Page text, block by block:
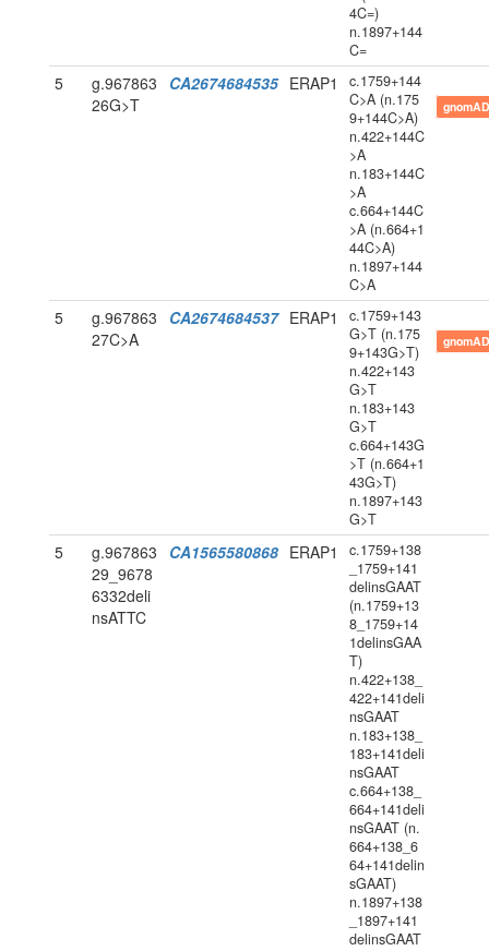
4C=)
n.1897+144
C=
5
g.967863
26G>T
CA2674684535 ERAP1
c.1759+144
C>A (n.175
9+144C>A)
n.422+144C
>A
n.183+144C
>A
c.664+144C
>A (n.664+1
44C>A)
n.1897+144
C>A
5
g.967863
27C>A
CA2674684537 ERAP1
c.1759+143
G>T (n.175
9+143G>T)
n.422+143
G>T
n.183+143
G>T
c.664+143G
>T (n.664+1
43G>T)
n.1897+143
G>T
5
g.967863
29_9678
6332deli
nsATTC
CA1565580868 ERAP1
c.1759+138
_1759+141
delinsGAAT
(n.1759+13
8_1759+14
1delinsGAA
T)
n.422+138_
422+141deli
nsGAAT
n.183+138_
183+141deli
nsGAAT
c.664+138_
664+141deli
nsGAAT (n.
664+138_6
64+141delin
sGAAT)
n.1897+138
_1897+141
delinsGAAT